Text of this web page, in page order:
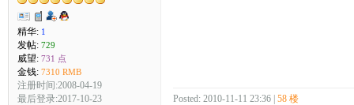
精华: 1
发帖: 729
威望: 731 点
金钱: 7310 RMB
注册时间:2008-04-19
最后登录:2017-10-23
Posted: 2010-11-11 23:36 | 58 楼